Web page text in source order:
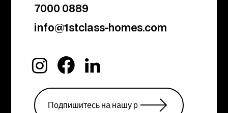
7000 0889
info@1stclass-homes.com